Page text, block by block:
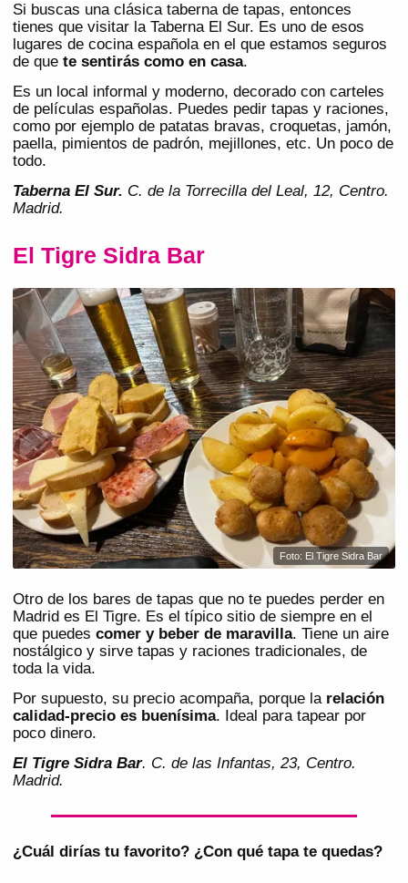
Si buscas una clásica taberna de tapas, entonces
tienes que visitar la Taberna El Sur. Es uno de esos
lugares de cocina española en el que estamos seguros
de que te sentirás como en casa.
Es un local informal y moderno, decorado con carteles
de películas españolas. Puedes pedir tapas y raciones,
como por ejemplo de patatas bravas, croquetas, jamón,
paella, pimientos de padrón, mejillones, etc. Un poco de
todo.
Taberna El Sur. C. de la Torrecilla del Leal, 12, Centro.
Madrid.
El Tigre Sidra Bar
Foto: El Tigre Sidra Bar
Otro de los bares de tapas que no te puedes perder en
Madrid es El Tigre. Es el típico sitio de siempre en el
que puedes comer y beber de maravilla. Tiene un aire
nostálgico y sirve tapas y raciones tradicionales, de
toda la vida.
Por supuesto, su precio acompaña, porque larelación
calidad-precio es buenísima. Ideal para tapear por
poco dinero.
El Tigre Sidra Bar. C. de las Infantas, 23, Centro.
Madrid.
¿Cuál dirías tu favorito? ¿Con qué tapa te quedas?